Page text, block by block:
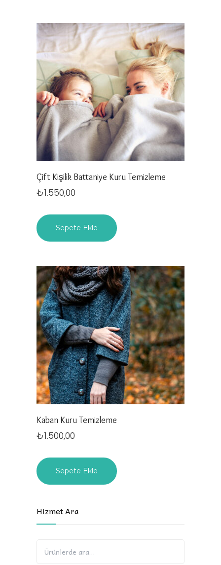
Çift Kişilik Battaniye Kuru Temizleme
₺1.550,00
Sepete Ekle
Kaban Kuru Temizleme
₺1.500,00
Sepete Ekle
Hizmet Ara